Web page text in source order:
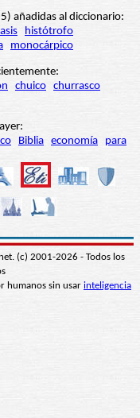
añadidas al diccionario:
histótrofo
monocárpico
chuico churrasco
Biblia economía para
(c) 2001-2026 - Todos los
humanos sin usar inteligencia